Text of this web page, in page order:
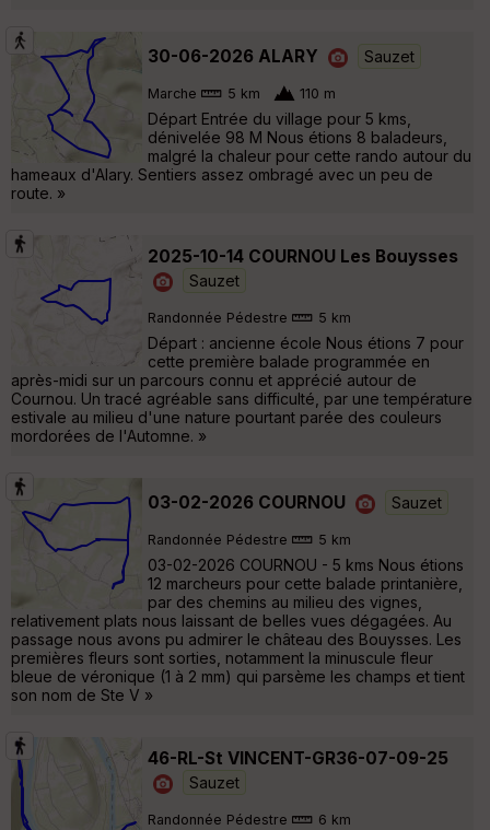
30-06-2026 ALARY Sauzet
Marche 5 km 110 m
Départ Entrée du village pour 5 kms,
dénivelée 98 M Nous étions 8 baladeurs,
malgré la chaleur pour cette rando autour du
hameaux d'Alary. Sentiers assez ombragé avec un peu de
route. »
2025-10-14 COURNOU Les Bouysses
Sauzet
Randonnée Pédestre 5 km
Départ : ancienne école Nous étions 7 pour
cette première balade programmée en
après-midi sur un parcours connu et apprécié autour de
Cournou. Un tracé agréable sans difficulté, par une température
estivale au milieu d'une nature pourtant parée des couleurs
mordorées de l'Automne. »
03-02-2026 COURNOU Sauzet
Randonnée Pédestre 5 km
03-02-2026 COURNOU - 5 kms Nous étions
12 marcheurs pour cette balade printanière,
par des chemins au milieu des vignes,
relativement plats nous laissant de belles vues dégagées. Au
passage nous avons pu admirer le château des Bouysses. Les
premières fleurs sont sorties, notamment la minuscule fleur
bleue de véronique (1 à 2 mm) qui parsème les champs et tient
son nom de Ste V »
46-RL-St VINCENT-GR36-07-09-25
Sauzet
Randonnée Pédestre 6 km